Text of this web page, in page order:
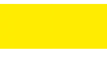
Adresse,
Gruppen
zum
in der Gruppe.